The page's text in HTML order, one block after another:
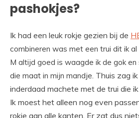
pashokjes?
Ik had een leuk rokje gezien bij de
combineren was met een trui dit ik
M altijd goed is waagde ik de gok
die maat in mijn mandje. Thuis zag
inderdaad machete met de trui die
Ik moest het alleen nog even
rokje aan alle kanten. Er zat dus